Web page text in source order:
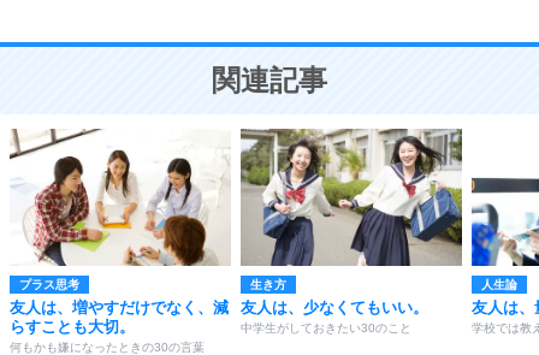
ことが大切。
関連記事
プラス思考
友人は、増やすだけでなく、減
らすことも大切。
何もかも嫌になったときの30の言葉
生き方
友人は、少なくてもいい。
中学生がしておきたい30のこと
人生論
友人は、
学校では教